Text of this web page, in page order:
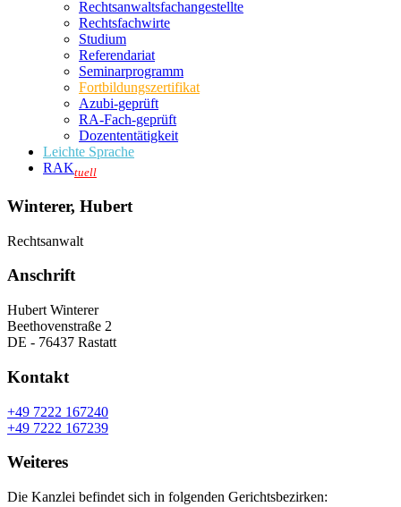
Rechtsanwalts­fachangestellte
Rechtsfachwirte
Studium
Referendariat
Seminarprogramm
Fortbildungszertifikat
Azubi-geprüft
RA-Fach-geprüft
Dozententätigkeit
Leichte Sprache
RAKtuell
Winterer, Hubert
Rechtsanwalt
Anschrift
Hubert Winterer
Beethovenstraße 2
DE - 76437 Rastatt
Kontakt
+49 7222 167240
+49 7222 167239
Weiteres
Die Kanzlei befindet sich in folgenden Gerichtsbezirken: